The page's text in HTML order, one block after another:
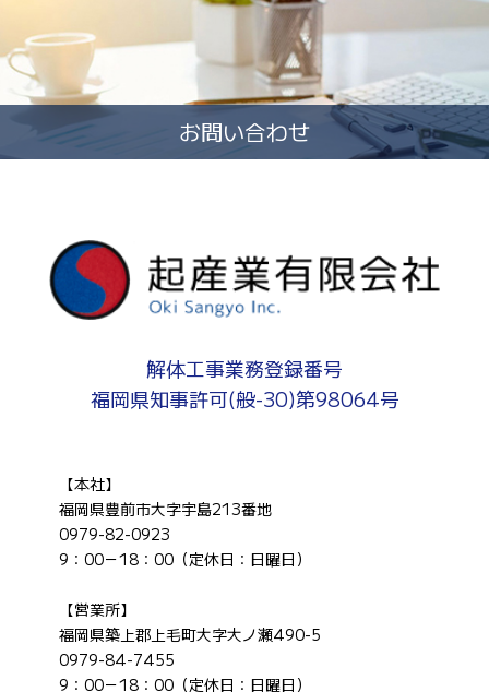
お問い合わせ
解体工事業務登録番号
福岡県知事許可(般-30)第98064号
【本社】
福岡県豊前市大字宇島213番地
0979-82-0923
9：00－18：00（定休日：日曜日）
【営業所】
福岡県築上郡上毛町大字大ノ瀬490-5
0979-84-7455
9：00－18：00（定休日：日曜日）